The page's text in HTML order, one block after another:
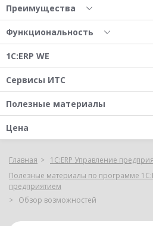
Преимущества
Функциональность
1С:ERP WE
Сервисы ИТС
Полезные материалы
Цена
Главная
1С:ERP Управление
Полезные материалы по программе
предприятием
Обзор возможностей